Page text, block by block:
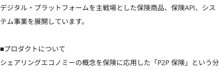
デジタル・プラットフォームを主戦場とした保険商品、保険API、シス
テム事業を展開しています。
■プロダクトについて
シェアリングエコノミーの概念を保険に応用した「P2P 保険」という分